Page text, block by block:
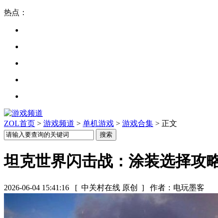
热点：
ZOL首页 > 游戏频道 > 单机游戏 > 游戏合集 > 正文
坦克世界闪击战：涂装选择攻
2026-06-04 15:41:16 [ 中关村在线 原创 ] 作者：电玩墨客